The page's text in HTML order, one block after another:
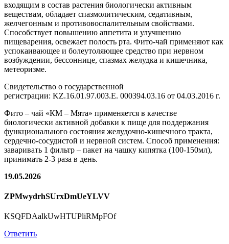
входящим в состав растения биологически активным
веществам, обладает спазмолитическим, седативным,
желчегонным и противовоспалительным свойствами.
Способствует повышению аппетита и улучшению
пищеварения, освежает полость рта. Фито-чай применяют как
успокаивающее и болеутоляющее средство при нервном
возбуждении, бессоннице, спазмах желудка и кишечника,
метеоризме.
Свидетельство о государственной
регистрации: KZ.16.01.97.003.E. 000394.03.16 от 04.03.2016 г.
Фито – чай «КМ – Мята» применяется в качестве
биологически активной добавки к пище для поддержания
функционального состояния желудочно-кишечного тракта,
сердечно-сосудистой и нервной систем. Способ применения:
заваривать 1 фильтр – пакет на чашку кипятка (100-150мл),
принимать 2-3 раза в день.
19.05.2026
ZPMwydrhSUrxDmUeYLVV
KSQFDAalkUwHTUPliRMpFOf
Ответить